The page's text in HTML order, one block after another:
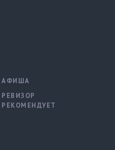
АФИША
РЕВИЗОР
РЕКОМЕНДУЕТ